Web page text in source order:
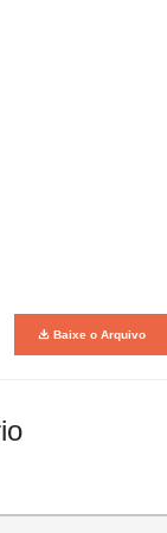
Baixe o Arquivo